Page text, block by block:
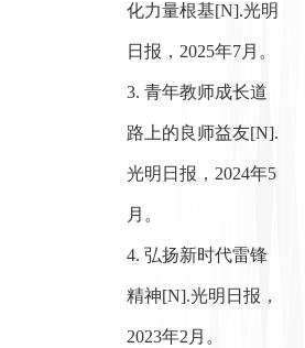
化力量根基[N].光明
日报，2025年7月。
3. 青年教师成长道
路上的良师益友[N].
光明日报，2024年5
月。
4. 弘扬新时代雷锋
精神[N].光明日报，
2023年2月。